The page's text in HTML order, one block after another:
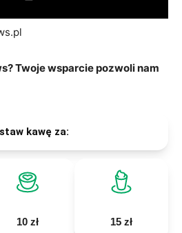
Twoje wsparcie pozwoli nam
kawę za:
10 zł 15 zł